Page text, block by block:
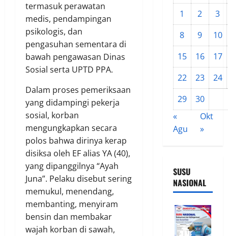
termasuk perawatan
medis, pendampingan
psikologis, dan
pengasuhan sementara di
bawah pengawasan Dinas
Sosial serta UPTD PPA.
Dalam proses pemeriksaan
yang didampingi pekerja
sosial, korban
mengungkapkan secara
polos bahwa dirinya kerap
disiksa oleh EF alias YA (40),
yang dipanggilnya “Ayah
Juna”. Pelaku disebut sering
memukul, menendang,
membanting, menyiram
bensin dan membakar
wajah korban di sawah,
1
2
3
8
9
10
15
16
17
22
23
24
29
30
«
Agu
Okt
»
SUSU
NASIONAL